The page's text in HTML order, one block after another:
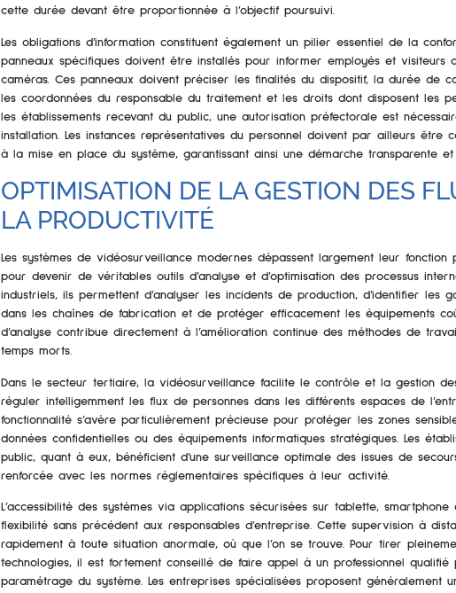
cette durée devant être proportionnée à l’objectif poursuivi.
Les obligations d’information constituent également un pilier essentiel de la
panneaux spécifiques doivent être installés pour informer employés et visiteurs
caméras. Ces panneaux doivent préciser les finalités du dispositif, la durée de
les coordonnées du responsable du traitement et les droits dont disposent les
les établissements recevant du public, une autorisation préfectorale est
installation. Les instances représentatives du personnel doivent par ailleurs être
à la mise en place du système, garantissant ainsi une démarche transparente et
OPTIMISATION DE LA GESTION DES
LA PRODUCTIVITÉ
Les systèmes de vidéosurveillance modernes dépassent largement leur
pour devenir de véritables outils d’analyse et d’optimisation des processus
industriels, ils permettent d’analyser les incidents de production, d’identifier les
dans les chaînes de fabrication et de protéger efficacement les équipements
d’analyse contribue directement à l’amélioration continue des méthodes de
temps morts.
Dans le secteur tertiaire, la vidéosurveillance facilite le contrôle et la gestion
réguler intelligemment les flux de personnes dans les différents espaces de
fonctionnalité s’avère particulièrement précieuse pour protéger les zones
données confidentielles ou des équipements informatiques stratégiques. Les
public, quant à eux, bénéficient d’une surveillance optimale des issues de
renforcée avec les normes réglementaires spécifiques à leur activité.
L’accessibilité des systèmes via applications sécurisées sur tablette,
flexibilité sans précédent aux responsables d’entreprise. Cette supervision à
rapidement à toute situation anormale, où que l’on se trouve. Pour tirer
technologies, il est fortement conseillé de faire appel à un professionnel qualifié
paramétrage du système. Les entreprises spécialisées proposent généralement